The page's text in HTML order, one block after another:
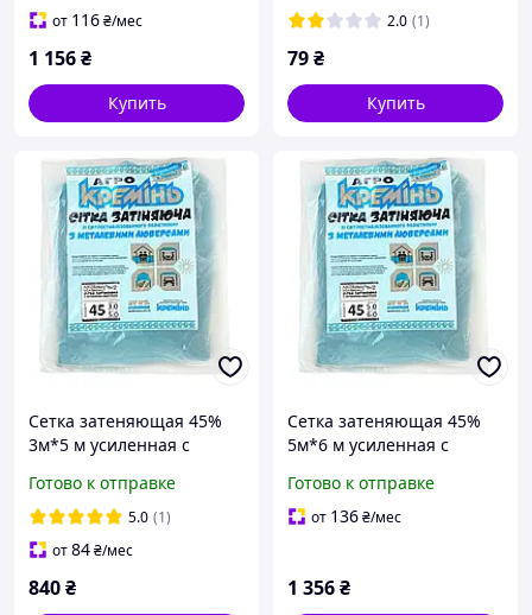
от 116₴/мес
1 156₴
Купить
2.0 (1)
79₴
Купить
Сетка затеняющая 45%
3м*5 м усиленная с
тени
Готово к отправке
5.0 (1)
от84₴/мес
840₴
Сетка затеняющая 45%
5м*6 м усиленная с
притеняющая сетка
Готово к отправке
от 136₴/мес
1 356₴